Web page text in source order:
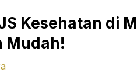
Kesehatan di M
Mudah!